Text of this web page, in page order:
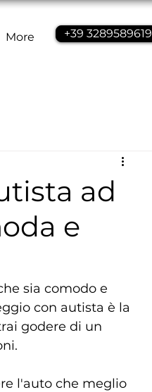
More +39 3289589619
ad
e
sia comodo e
con autista è la
godere di un
l'auto che meglio